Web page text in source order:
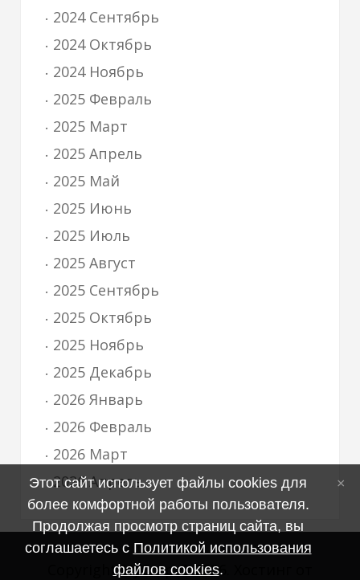
2024 Сентябрь
2024 Октябрь
2024 Ноябрь
2025 Февраль
2025 Март
2025 Апрель
2025 Май
2025 Июнь
2025 Июль
2025 Август
2025 Сентябрь
2025 Октябрь
2025 Ноябрь
2025 Декабрь
2026 Январь
2026 Февраль
2026 Март
2026 Апрель
Copyright MyCorp © 2026
Этот сайт использует файлы cookies для
более комфортной работы пользователя.
Продолжая просмотр страниц сайта, вы
соглашаетесь с Политикой использования
файлов cookies.